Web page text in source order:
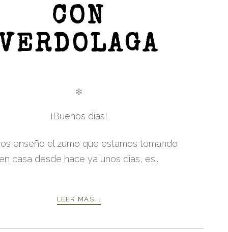
CON
✻
¡Buenos días!
enseño el zumo que estamos tomando
casa desde hace ya unos días, es..
LEER MAS...